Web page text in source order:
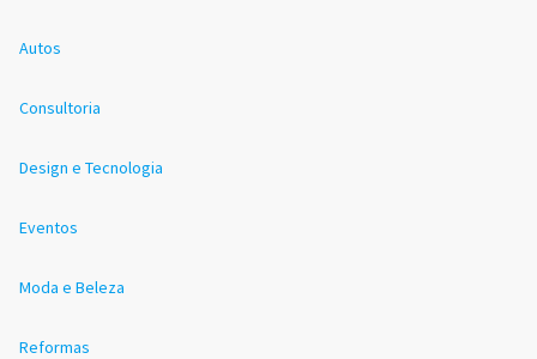
Autos
Consultoria
Design e Tecnologia
Eventos
Moda e Beleza
Reformas